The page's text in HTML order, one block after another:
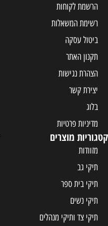
הרשמת לקוחות
רשימת המשאלות
ביטול עסקה
תקנון האתר
הצהרת נגישות
יצירת קשר
בלוג
מדיניות פרטיות
קטגוריות מוצרים
מזוודות
תיקי גב
תיקי בית ספר
תיקי נשים
תיקי צד ותיקי מנהלים